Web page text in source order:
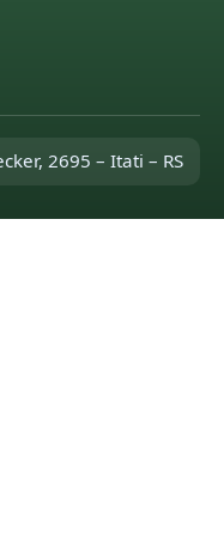
2695 – Itati – RS